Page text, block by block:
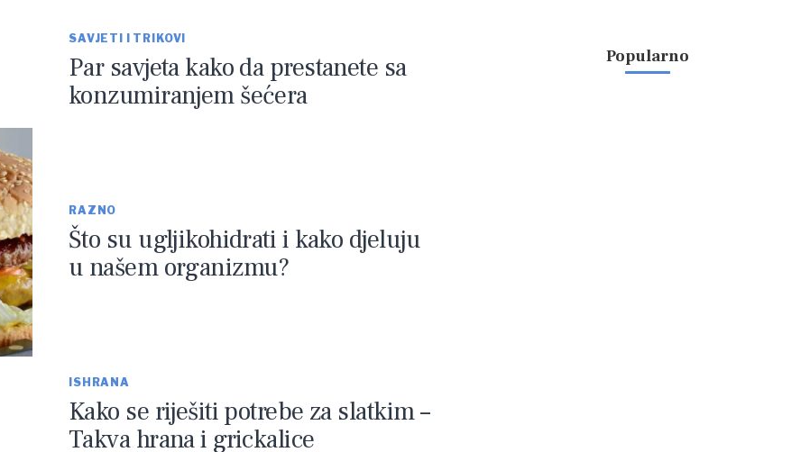
SAVJETI I TRIKOVI
Par savjeta kako da prestanete sa
konzumiranjem šećera
RAZNO
Što su ugljikohidrati i kako djeluju
u našem organizmu?
ISHRANA
Kako se riješiti potrebe za slatkim –
Takva hrana i grickalice
Popularno